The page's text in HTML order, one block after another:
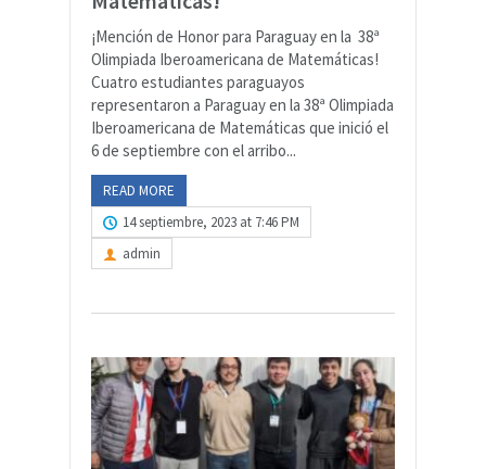
¡Mención de Honor para Paraguay en la 38ª
Olimpiada Iberoamericana de Matemáticas!
Cuatro estudiantes paraguayos
representaron a Paraguay en la 38ª Olimpiada
Iberoamericana de Matemáticas que inició el
6 de septiembre con el arribo...
READ MORE
14 septiembre, 2023 at 7:46 PM
admin